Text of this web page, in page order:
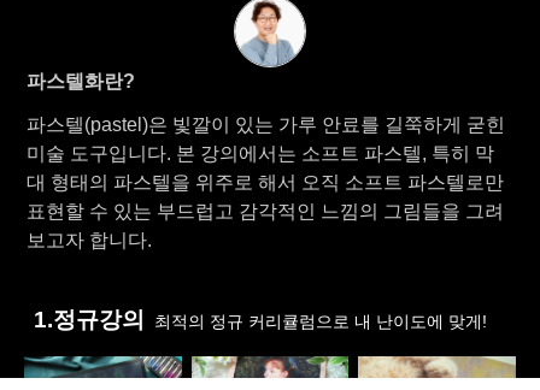
파스텔화란?
파스텔(pastel)은 빛깔이 있는 가루 안료를 길쭉하게 굳힌
미술 도구입니다. 본 강의에서는 소프트 파스텔, 특히 막
대 형태의 파스텔을 위주로 해서 오직 소프트 파스텔로만
표현할 수 있는 부드럽고 감각적인 느낌의 그림들을 그려
보고자 합니다.
1.정규강의 최적의 정규 커리큘럼으로 내 난이도에 맞게!